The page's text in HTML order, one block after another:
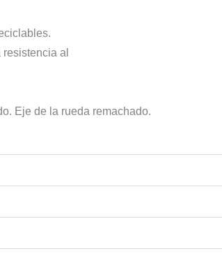
al
Eje de la rueda remachado.